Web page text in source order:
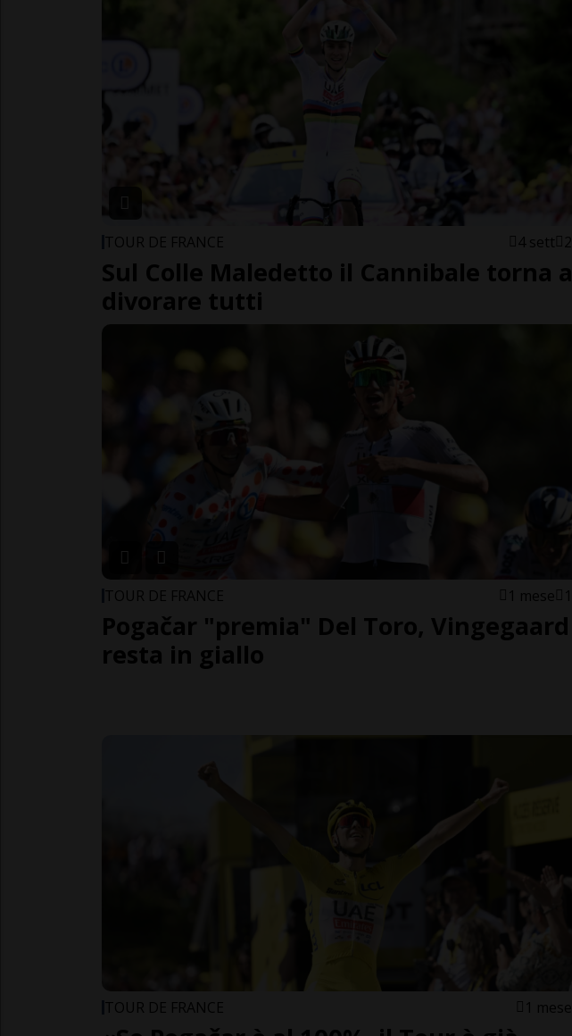
TOUR DE FRANCE 4 sett 2
Sul Colle Maledetto il Cannibale torna a
divorare tutti
TOUR DE FRANCE 1 mese 1
Pogačar "premia" Del Toro, Vingegaard
resta in giallo
TOUR DE FRANCE 1 mese